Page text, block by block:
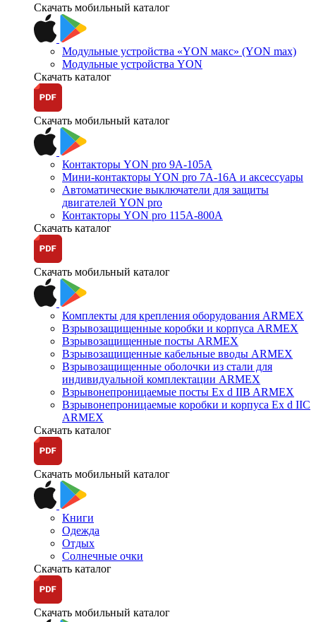
Скачать мобильный каталог
Модульные устройства «YON макс» (YON max)
Модульные устройства YON
Скачать каталог
Скачать мобильный каталог
Контакторы YON pro 9А-105А
Мини-контакторы YON pro 7А-16А и аксессуары
Автоматические выключатели для защиты
двигателей YON pro
Контакторы YON pro 115А-800А
Скачать каталог
Скачать мобильный каталог
Комплекты для крепления оборудования ARMEX
Взрывозащищенные коробки и корпуса ARMEX
Взрывозащищенные посты ARMEX
Взрывозащищенные кабельные вводы ARMEX
Взрывозащищенные оболочки из стали для
индивидуальной комплектации ARMEX
Взрывонепроницаемые посты Ex d IIB ARMEX
Взрывонепроницаемые коробки и корпуса Ex d IIС
ARMEX
Скачать каталог
Скачать мобильный каталог
Книги
Одежда
Отдых
Солнечные очки
Скачать каталог
Скачать мобильный каталог